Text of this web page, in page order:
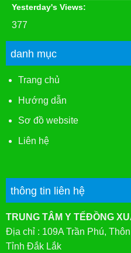
Yesterday's Views:
377
danh mục
Trang chủ
Hướng dẫn
Sơ đồ website
Liên hệ
thông tin liên hệ
TRUNG TÂM Y TẾĐỒNG
Địa chỉ : 109A Trần Phú,
Tỉnh Đắk Lắk